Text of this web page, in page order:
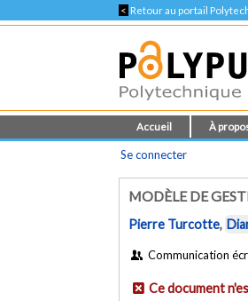
< Retour au portail
Accueil À
Se connecter
MODÈLE DE
Pierre Turcotte,
Communication
Ce document